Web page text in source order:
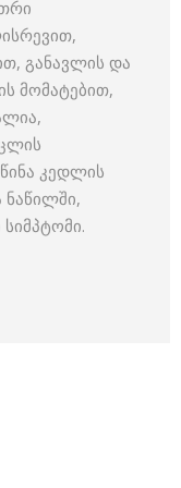
განავლის და
მომატებით,
კედლის
ნაწილში,